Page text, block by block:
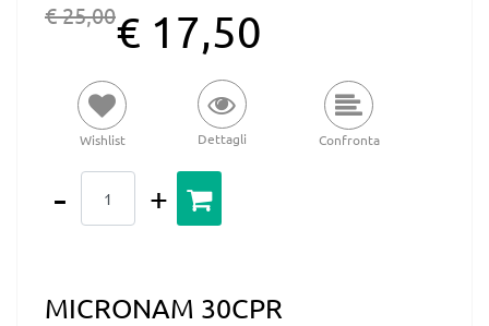
€ 25,00€ 17,50
Wishlist Dettagli Confronta
MICRONAM 30CPR